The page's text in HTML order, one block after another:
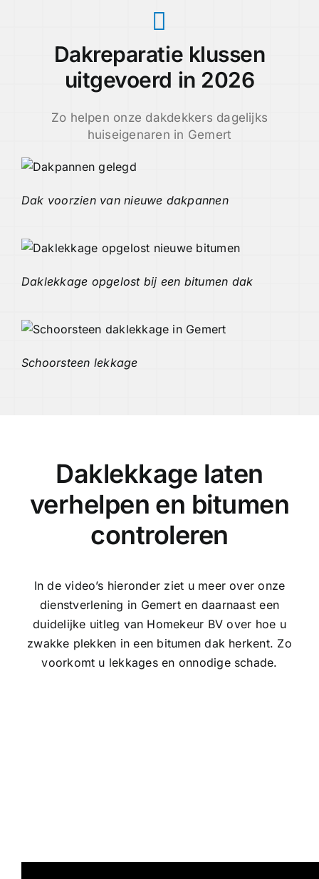
Dakreparatie klussen
uitgevoerd in 2026
Zo helpen onze dakdekkers dagelijks
huiseigenaren in Gemert
Dak voorzien van nieuwe dakpannen
Daklekkage opgelost bij een bitumen dak
Schoorsteen lekkage
Daklekkage laten
verhelpen en bitumen
controleren
In de video’s hieronder ziet u meer over onze
dienstverlening in Gemert en daarnaast een
duidelijke uitleg van Homekeur BV over hoe u
zwakke plekken in een bitumen dak herkent. Zo
voorkomt u lekkages en onnodige schade.